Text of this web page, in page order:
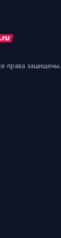
права защищены.